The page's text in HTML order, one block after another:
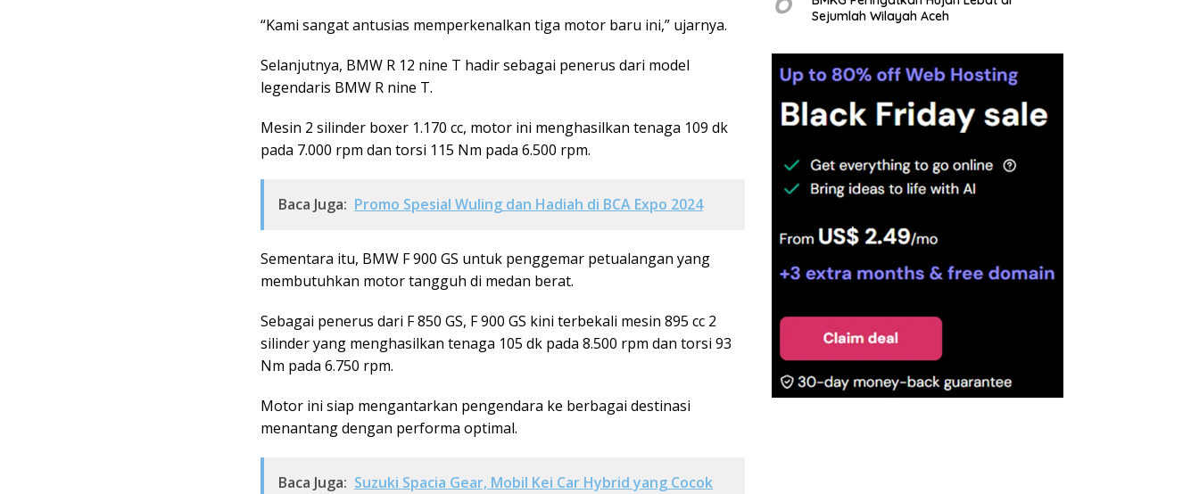
“Kami sangat antusias memperkenalkan tiga motor baru ini,” ujarnya.
Selanjutnya, BMW R 12 nine T hadir sebagai penerus dari model
legendaris BMW R nine T.
Mesin 2 silinder boxer 1.170 cc, motor ini menghasilkan tenaga 109 dk
pada 7.000 rpm dan torsi 115 Nm pada 6.500 rpm.
Baca Juga: Promo Spesial Wuling dan Hadiah di BCA Expo 2024
Sementara itu, BMW F 900 GS untuk penggemar petualangan yang
membutuhkan motor tangguh di medan berat.
Sebagai penerus dari F 850 GS, F 900 GS kini terbekali mesin 895 cc 2
silinder yang menghasilkan tenaga 105 dk pada 8.500 rpm dan torsi 93
Nm pada 6.750 rpm.
Motor ini siap mengantarkan pengendara ke berbagai destinasi
menantang dengan performa optimal.
Baca Juga: Suzuki Spacia Gear, Mobil Kei Car Hybrid yang Cocok
Sejumlah Wilayah Aceh